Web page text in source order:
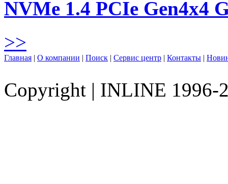
NVMe 1.4 PCIe Gen4х4
>>
Главная | О компании | Поиск | Сервис центр | Контакты |
Copyright | INLINE 1996-